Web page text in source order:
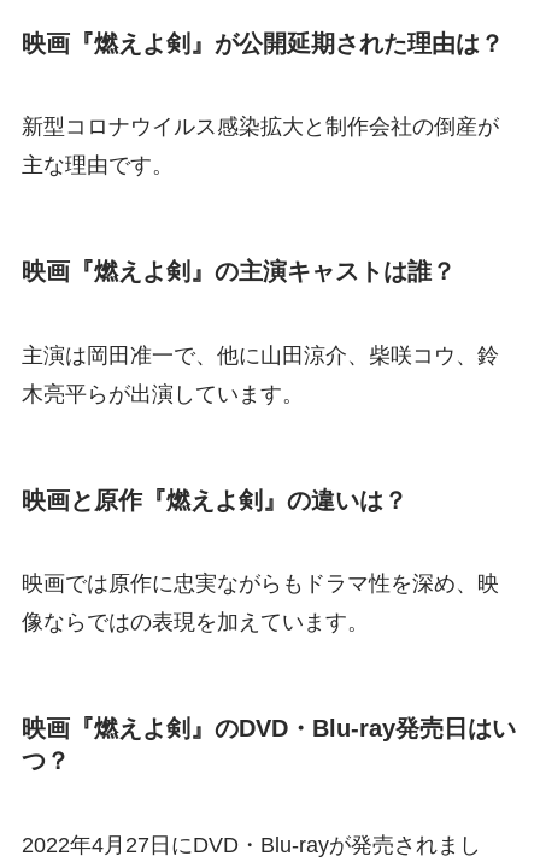
映画『燃えよ剣』が公開延期された理由は？
新型コロナウイルス感染拡大と制作会社の倒産が
主な理由です。
映画『燃えよ剣』の主演キャストは誰？
主演は岡田准一で、他に山田涼介、柴咲コウ、鈴
木亮平らが出演しています。
映画と原作『燃えよ剣』の違いは？
映画では原作に忠実ながらもドラマ性を深め、映
像ならではの表現を加えています。
映画『燃えよ剣』のDVD・Blu-ray発売日はい
つ？
2022年4月27日にDVD・Blu-rayが発売されまし